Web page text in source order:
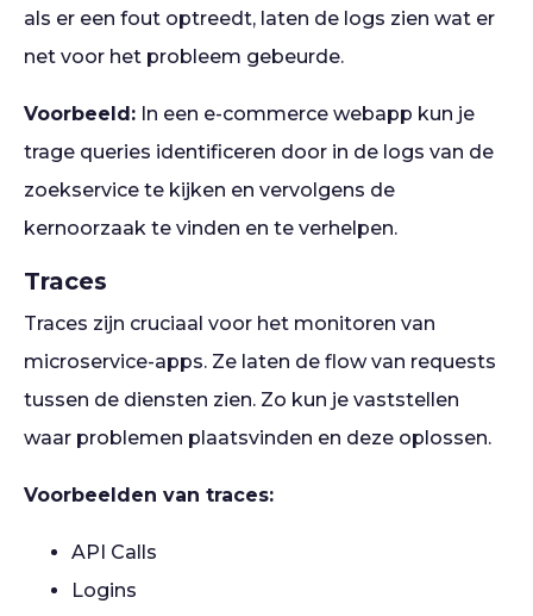
als er een fout optreedt, laten de logs zien wat er
net voor het probleem gebeurde.
Voorbeeld: In een e-commerce webapp kun je
trage queries identificeren door in de logs van de
zoekservice te kijken en vervolgens de
kernoorzaak te vinden en te verhelpen.
Traces
Traces zijn cruciaal voor het monitoren van
microservice-apps. Ze laten de flow van requests
tussen de diensten zien. Zo kun je vaststellen
waar problemen plaatsvinden en deze oplossen.
Voorbeelden van traces:
API Calls
Logins